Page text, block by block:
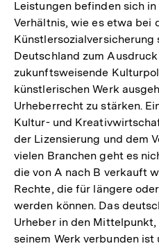
Leistungen befinden sich
Verhältnis, wie es etwa bei
Künstlersozialversicherung
Deutschland zum
zukunftsweisende
künstlerischen Werk
Urheberrecht zu stärken.
Kultur- und
der Lizensierung und dem
vielen Branchen geht es
die von A nach B verkauft
Rechte, die für längere
werden können. Das
Urheber in den
seinem Werk verbunden